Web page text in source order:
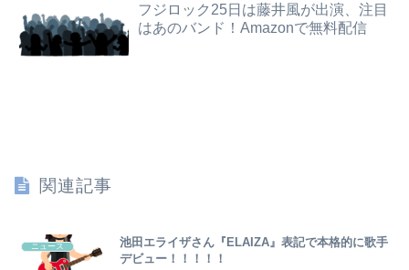
【朗報】ガチのおひさまの本棚、ガチでエグいwwwwwwww
【閲覧注意・動画】大阪で警察に射殺された男の動画、エグい 撃たれてから叫びながら苦しみもがいて死ぬ
退職してしばらく経った頃、元職場の取引先から連絡が来た。話を聞くと納得できない内容で…
フジロック25日は藤井風が出演、注目
はあのバンド！Amazonで無料配信
関連記事
ニュース
池田エライザさん『ELAIZA』表記で本格的に歌手
デビュー！！！！！